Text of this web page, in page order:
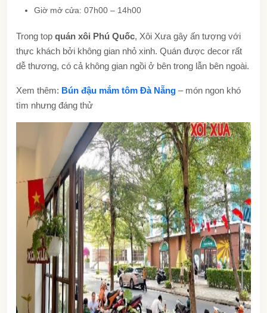
Giờ mở cửa: 07h00 – 14h00
Trong top quán xôi Phú Quốc, Xôi Xưa gây ấn tượng với
thực khách bởi không gian nhỏ xinh. Quán được decor rất
dễ thương, có cả không gian ngồi ở bên trong lẫn bên ngoài.
Xem thêm: Bún đậu mắm tôm Đà Nẵng – món ngon khó
tìm nhưng đáng thử